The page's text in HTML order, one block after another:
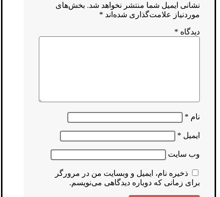
نشانی ایمیل شما منتشر نخواهد شد. بخش‌های
موردنیاز علامت‌گذاری شده‌اند *
دیدگاه *
نام *
ایمیل *
وب‌ سایت
ذخیره نام، ایمیل و وبسایت من در مرورگر
برای زمانی که دوباره دیدگاهی می‌نویسم.